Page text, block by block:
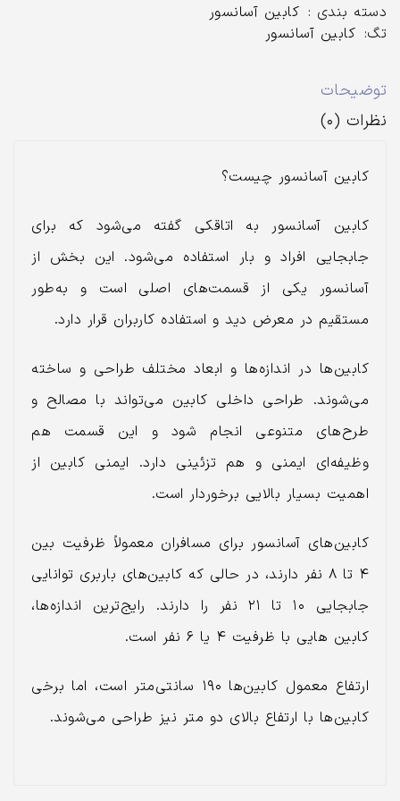
دسته بندی : کابین آسانسور
تگ: کابین آسانسور
توضیحات
نظرات (۰)
کابین آسانسور چیست؟
کابین آسانسور به اتاقکی گفته می‌شود که برای
جابجایی افراد و بار استفاده می‌شود. این بخش از
آسانسور یکی از قسمت‌های اصلی است و به‌طور
مستقیم در معرض دید و استفاده کاربران قرار دارد.
کابین‌ها در اندازه‌ها و ابعاد مختلف طراحی و ساخته
می‌شوند. طراحی داخلی کابین می‌تواند با مصالح و
طرح‌های متنوعی انجام شود و این قسمت هم
وظیفه‌ای ایمنی و هم تزئینی دارد. ایمنی کابین از
اهمیت بسیار بالایی برخوردار است.
کابین‌های آسانسور برای مسافران معمولاً ظرفیت بین
۴ تا ۸ نفر دارند، در حالی که کابین‌های باربری توانایی
جابجایی ۱۰ تا ۲۱ نفر را دارند. رایج‌ترین اندازه‌ها،
کابین‌ هایی با ظرفیت ۴ یا ۶ نفر است.
ارتفاع معمول کابین‌ها ۱۹۰ سانتی‌متر است، اما برخی
کابین‌ها با ارتفاع بالای دو متر نیز طراحی می‌شوند.